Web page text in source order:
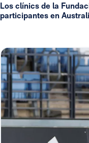
Los clínics de la
participantes en